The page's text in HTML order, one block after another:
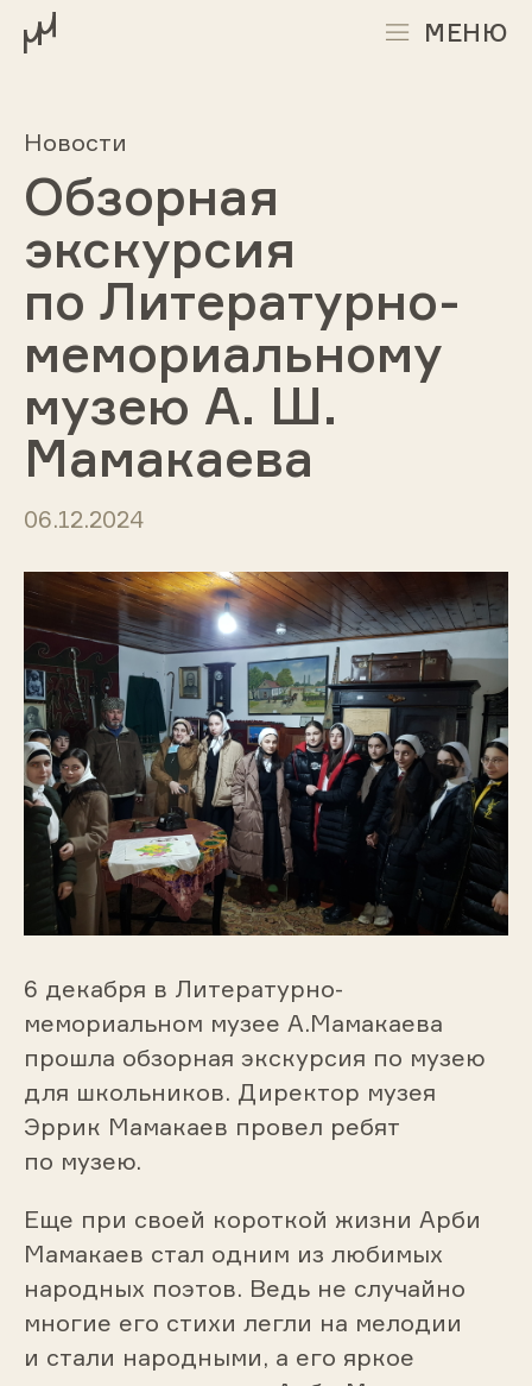
МЕНЮ
Новости
Обзорная
экскурсия
по Литературно-
мемориальному
музею А. Ш.
Мамакаева
06.12.2024
6 декабря в Литературно-
мемориальном музее А.Мамакаева
прошла обзорная экскурсия по музею
для школьников. Директор музея
Эррик Мамакаев провел ребят
по музею.
Еще при своей короткой жизни Арби
Мамакаев стал одним из любимых
народных поэтов. Ведь не случайно
многие его стихи легли на мелодии
и стали народными, а его яркое